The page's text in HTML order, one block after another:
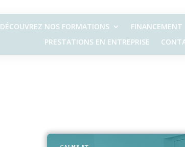
DÉCOUVREZ NOS FORMATIONS FINANCEMENT
PRESTATIONS EN ENTREPRISE